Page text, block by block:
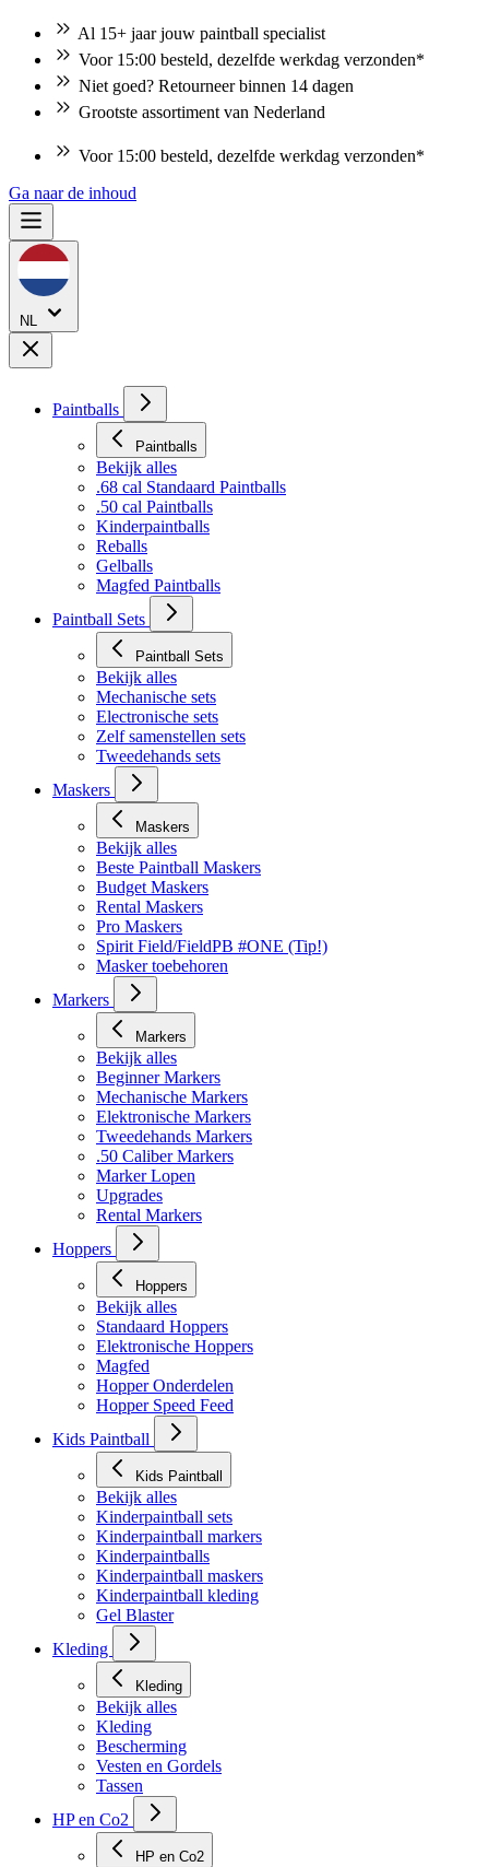
Al 15+ jaar jouw paintball specialist
Voor 15:00 besteld, dezelfde werkdag verzonden*
Niet goed? Retourneer binnen 14 dagen
Grootste assortiment van Nederland
Niet goed? Retourneer binnen 14 dagen
Ga naar de inhoud
NL
Paintballs
Paintballs
Bekijk alles
.68 cal Standaard Paintballs
.50 cal Paintballs
Kinderpaintballs
Reballs
Gelballs
Magfed Paintballs
Paintball Sets
Paintball Sets
Bekijk alles
Mechanische sets
Electronische sets
Zelf samenstellen sets
Tweedehands sets
Maskers
Maskers
Bekijk alles
Beste Paintball Maskers
Budget Maskers
Rental Maskers
Pro Maskers
Spirit Field/FieldPB #ONE (Tip!)
Masker toebehoren
Markers
Markers
Bekijk alles
Beginner Markers
Mechanische Markers
Elektronische Markers
Tweedehands Markers
.50 Caliber Markers
Marker Lopen
Upgrades
Rental Markers
Hoppers
Hoppers
Bekijk alles
Standaard Hoppers
Elektronische Hoppers
Magfed
Hopper Onderdelen
Hopper Speed Feed
Kids Paintball
Kids Paintball
Bekijk alles
Kinderpaintball sets
Kinderpaintball markers
Kinderpaintballs
Kinderpaintball maskers
Kinderpaintball kleding
Gel Blaster
Kleding
Kleding
Bekijk alles
Kleding
Bescherming
Vesten en Gordels
Tassen
HP en Co2
HP en Co2